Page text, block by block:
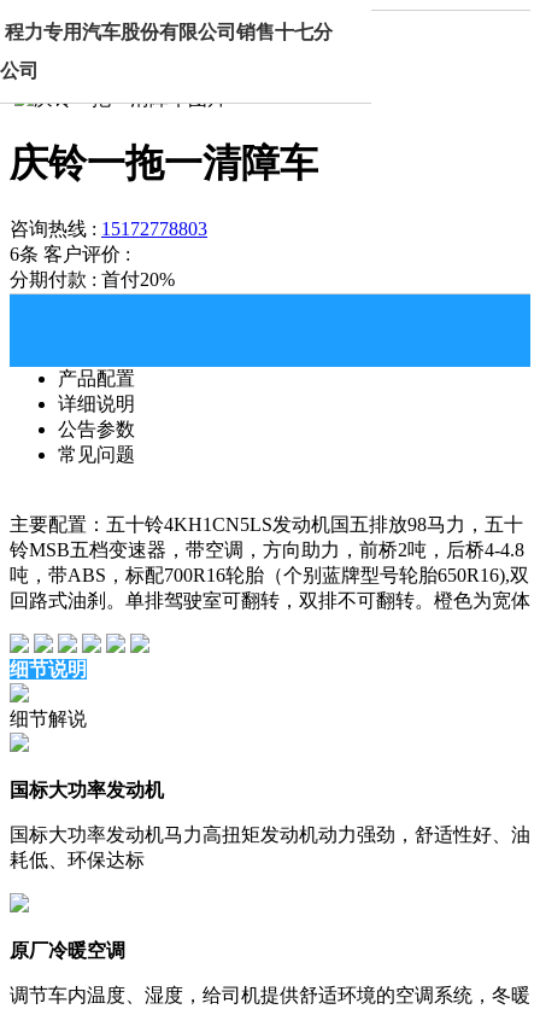
程力专用汽车股份有限公司销售十七分
公司
首页 产品中心 庆铃一拖一清障车
庆铃一拖一清障车
咨询热线 : 15172778803
6条 客户评价 :
分期付款 : 首付20%
产品配置
详细说明
公告参数
常见问题
主要配置：五十铃4KH1CN5LS发动机国五排放98马力，五十
铃MSB五档变速器，带空调，方向助力，前桥2吨，后桥4-4.8
吨，带ABS，标配700R16轮胎（个别蓝牌型号轮胎650R16),双
回路式油刹。单排驾驶室可翻转，双排不可翻转。橙色为宽体
细节说明
细节解说
国标大功率发动机
国标大功率发动机马力高扭矩发动机动力强劲，舒适性好、油
耗低、环保达标
原厂冷暖空调
调节车内温度、湿度，给司机提供舒适环境的空调系统，冬暖